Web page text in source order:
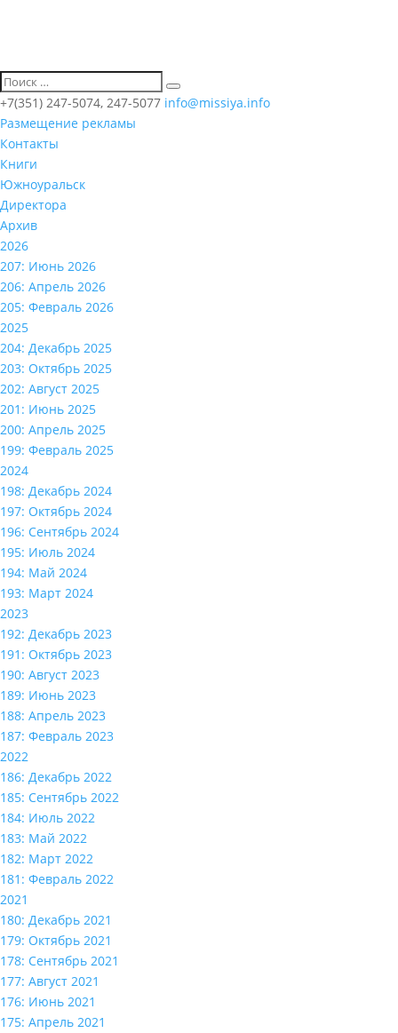
+7(351) 247-5074, 247-5077 info@missiya.info
Размещение рекламы
Контакты
Книги
Южноуральск
Директора
Архив
2026
207: Июнь 2026
206: Апрель 2026
205: Февраль 2026
2025
204: Декабрь 2025
203: Октябрь 2025
202: Август 2025
201: Июнь 2025
200: Апрель 2025
199: Февраль 2025
2024
198: Декабрь 2024
197: Октябрь 2024
196: Сентябрь 2024
195: Июль 2024
194: Май 2024
193: Март 2024
2023
192: Декабрь 2023
191: Октябрь 2023
190: Август 2023
189: Июнь 2023
188: Апрель 2023
187: Февраль 2023
2022
186: Декабрь 2022
185: Сентябрь 2022
184: Июль 2022
183: Май 2022
182: Март 2022
181: Февраль 2022
2021
180: Декабрь 2021
179: Октябрь 2021
178: Сентябрь 2021
177: Август 2021
176: Июнь 2021
175: Апрель 2021